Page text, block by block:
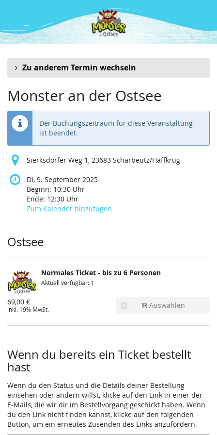
Inhalt
springen
Zu anderem Termin wechseln
Monster an der Ostsee
Der Buchungszeitraum für diese Veranstaltung
ist beendet.
Sierksdorfer Weg 1, 23683 Scharbeutz/Haffkrug
Di, 9. September 2025
Beginn: 10:30 Uhr
Ende: 12:30 Uhr
Zum Kalender hinzufügen
Produkte
Ostsee
Normales Ticket - bis zu 6 Personen
Aktuell verfügbar: 1
69,00 €
inkl. 19% MwSt. Auswählen
Wenn du bereits ein Ticket bestellt
hast
Wenn du den Status und die Details deiner Bestellung
einsehen oder ändern willst, klicke auf den Link in einer der
E-Mails, die wir dir im Bestellvorgang geschickt haben. Wenn
du den Link nicht finden kannst, klicke auf den folgenden
Button, um ein erneutes Zusenden des Links anzufordern.